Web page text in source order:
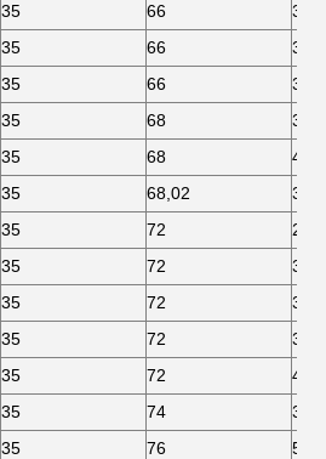
35 66
32
35 66
32
35 66
37
35 68
37
35 68
45
35 68,02
30
35 72
28
35 72
33
35 72
31
35 72
34
35 72
45
35 74
30
35 76
54